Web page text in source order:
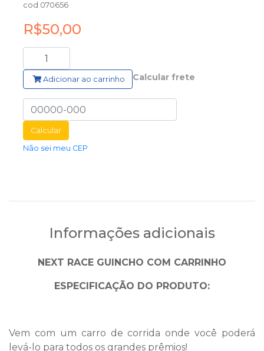
cod 070656
R$50,00
Adicionar ao carrinho Calcular frete
Calcular
Não sei meu CEP
Informações adicionais
NEXT RACE GUINCHO COM CARRINHO
ESPECIFICAÇÃO DO PRODUTO:
Vem com um carro de corrida onde você poderá
levá-lo para todos os grandes prêmios!